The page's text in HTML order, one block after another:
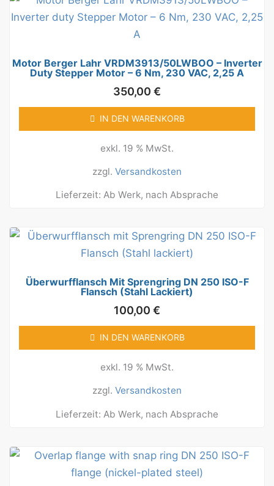
Motor Berger Lahr VRDM3913/50LWBOO – Inverter
Duty Stepper Motor – 6 Nm, 230 VAC, 2,25 A
350,00 €
IN DEN WARENKORB
exkl. 19 % MwSt.
zzgl. Versandkosten
Lieferzeit: Ab Werk, nach Absprache
Überwurfflansch Mit Sprengring DN 250 ISO-F
Flansch (Stahl Lackiert)
100,00 €
IN DEN WARENKORB
exkl. 19 % MwSt.
zzgl. Versandkosten
Lieferzeit: Ab Werk, nach Absprache